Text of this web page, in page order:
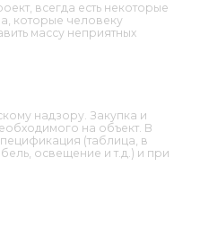
всегда есть некоторые
которые человеку
массу неприятных
надзору. Закупка и
на объект. В
(таблица, в
освещение и т.д.) и при